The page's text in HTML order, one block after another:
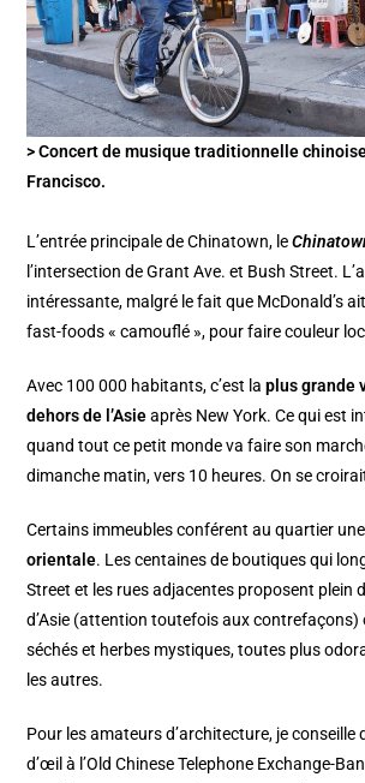
> Concert de musique traditionnelle
Francisco.
L’entrée principale de Chinatown, le
l’intersection de Grant Ave. et Bush Street.
intéressante, malgré le fait que McDonald’s
fast-foods « camouflé », pour faire couleur
Avec 100 000 habitants, c’est laplus grande
dehors de l’Asieaprès New York. Ce qui est
quand tout ce petit monde va faire son
dimanche matin, vers 10 heures. On se
Certains immeubles conférent au quartier
orientale. Les centaines de boutiques qui
Street et les rues adjacentes proposent plein
d’Asie (attention toutefois aux
séchés et herbes mystiques, toutes plus
les autres.
Pour les amateurs d’architecture, je conseille
d’œil à l’Old Chinese Telephone Exchange-